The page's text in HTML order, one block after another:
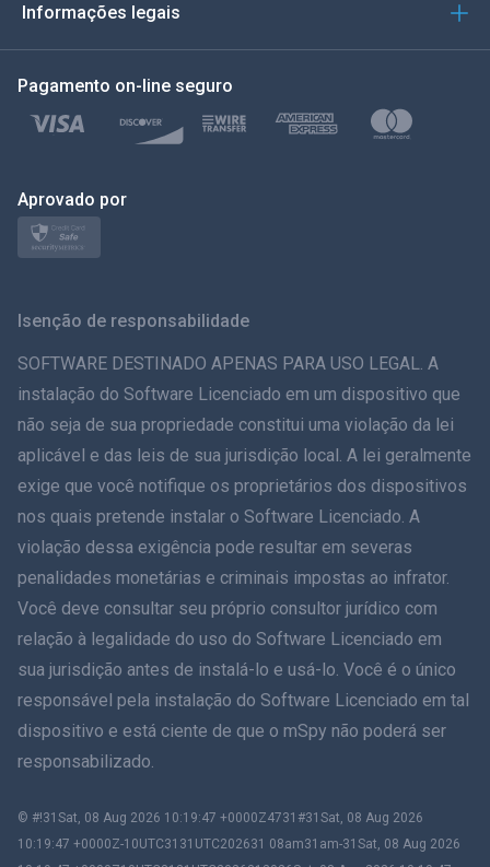
Türkçe
Polonês
日本
ภาษาไทย
Dansk
हिंदी
עברית
Romãă
Ελληνικά
繁體中文
Informações legais
Pagamento on-line seguro
Aprovado por
Isenção de responsabilidade
SOFTWARE DESTINADO APENAS PARA USO LEGAL. A
instalação do Software Licenciado em um dispositivo que
não seja de sua propriedade constitui uma violação da lei
aplicável e das leis de sua jurisdição local. A lei geralmente
exige que você notifique os proprietários dos dispositivos
nos quais pretende instalar o Software Licenciado. A
violação dessa exigência pode resultar em severas
penalidades monetárias e criminais impostas ao infrator.
Você deve consultar seu próprio consultor jurídico com
relação à legalidade do uso do Software Licenciado em
sua jurisdição antes de instalá-lo e usá-lo. Você é o único
responsável pela instalação do Software Licenciado em tal
dispositivo e está ciente de que o mSpy não poderá ser
responsabilizado.
© #!31Sat, 08 Aug 2026 10:19:47 +0000Z4731#31Sat, 08 Aug 2026
10:19:47 +0000Z-10UTC3131UTC202631 08am31am-31Sat, 08 Aug 2026